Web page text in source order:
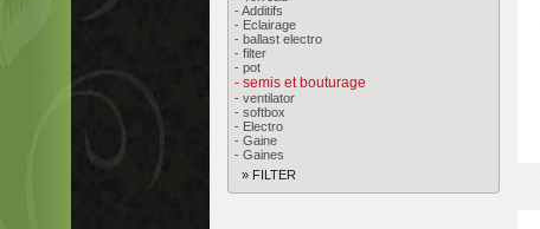
- Additifs
- Eclairage
- ballast electro
- filter
- pot
- semis et bouturage
- ventilator
- softbox
- Electro
- Gaine
- Gaines
» FILTER